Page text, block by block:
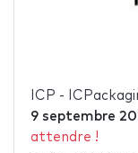
ICP -
9 septembre
attendre !